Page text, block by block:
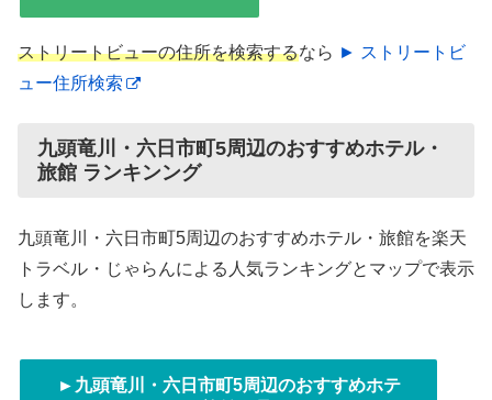
ストリートビューの住所を検索するなら ► ストリートビ
ュー住所検索
九頭竜川・六日市町5周辺のおすすめホテル・
旅館 ランキンング
九頭竜川・六日市町5周辺のおすすめホテル・旅館を楽天
トラベル・じゃらんによる人気ランキングとマップで表示
します。
►九頭竜川・六日市町5周辺のおすすめホテ